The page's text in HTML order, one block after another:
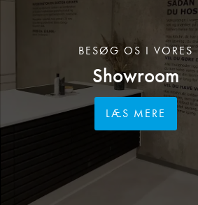
Showroom
BESØG OS I VORES
LÆS MERE